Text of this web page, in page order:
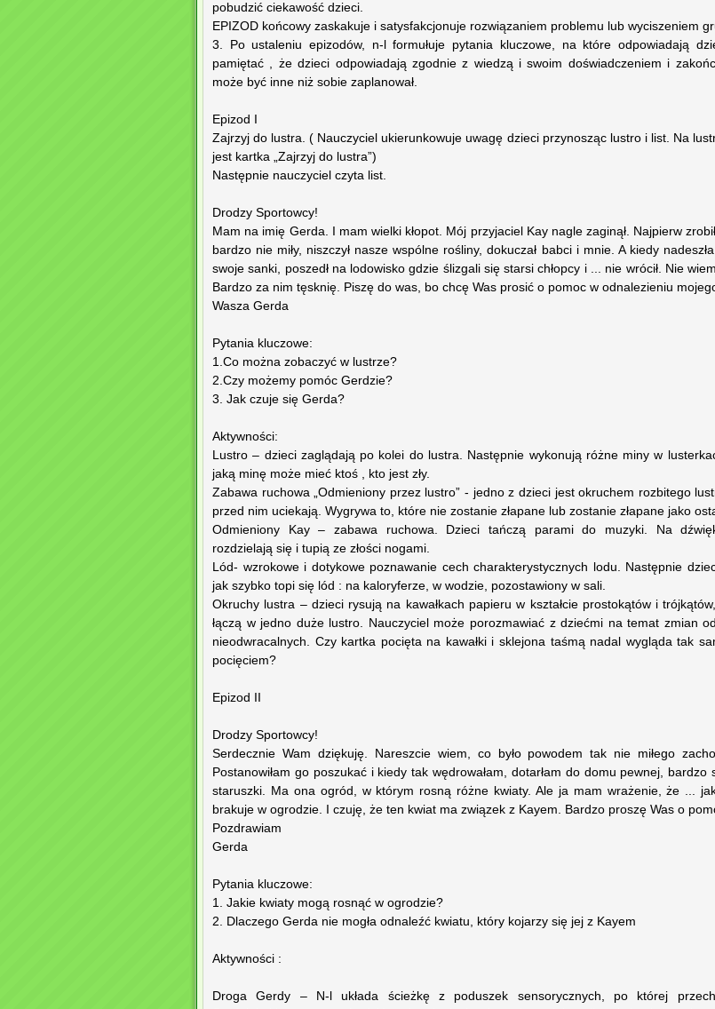
pobudzić ciekawość dzieci.
EPIZOD końcowy zaskakuje i satysfakcjonuje rozwiązaniem problemu lub wyciszeniem
3. Po ustaleniu epizodów, n-l formułuje pytania kluczowe, na które odpowiadają
pamiętać , że dzieci odpowiadają zgodnie z wiedzą i swoim doświadczeniem i
może być inne niż sobie zaplanował.
Epizod I
Zajrzyj do lustra. ( Nauczyciel ukierunkowuje uwagę dzieci przynosząc lustro i list. Na
jest kartka „Zajrzyj do lustra”)
Następnie nauczyciel czyta list.
Drodzy Sportowcy!
Mam na imię Gerda. I mam wielki kłopot. Mój przyjaciel Kay nagle zaginął. Najpierw
bardzo nie miły, niszczył nasze wspólne rośliny, dokuczał babci i mnie. A kiedy
swoje sanki, poszedł na lodowisko gdzie ślizgali się starsi chłopcy i ... nie wrócił. Nie
Bardzo za nim tęsknię. Piszę do was, bo chcę Was prosić o pomoc w odnalezieniu
Wasza Gerda
Pytania kluczowe:
1.Co można zobaczyć w lustrze?
2.Czy możemy pomóc Gerdzie?
3. Jak czuje się Gerda?
Aktywności:
Lustro – dzieci zaglądają po kolei do lustra. Następnie wykonują różne miny w
jaką minę może mieć ktoś , kto jest zły.
Zabawa ruchowa „Odmieniony przez lustro” - jedno z dzieci jest okruchem rozbitego
przed nim uciekają. Wygrywa to, które nie zostanie złapane lub zostanie złapane jako
Odmieniony Kay – zabawa ruchowa. Dzieci tańczą parami do muzyki. Na
rozdzielają się i tupią ze złości nogami.
Lód- wzrokowe i dotykowe poznawanie cech charakterystycznych lodu. Następnie
jak szybko topi się lód : na kaloryferze, w wodzie, pozostawiony w sali.
Okruchy lustra – dzieci rysują na kawałkach papieru w kształcie prostokątów i
łączą w jedno duże lustro. Nauczyciel może porozmawiać z dziećmi na temat zmian
nieodwracalnych. Czy kartka pocięta na kawałki i sklejona taśmą nadal wygląda tak
pocięciem?
Epizod II
Drodzy Sportowcy!
Serdecznie Wam dziękuję. Nareszcie wiem, co było powodem tak nie miłego
Postanowiłam go poszukać i kiedy tak wędrowałam, dotarłam do domu pewnej, bardzo
staruszki. Ma ona ogród, w którym rosną różne kwiaty. Ale ja mam wrażenie, że ...
brakuje w ogrodzie. I czuję, że ten kwiat ma związek z Kayem. Bardzo proszę Was o
Pozdrawiam
Gerda
Pytania kluczowe:
1. Jakie kwiaty mogą rosnąć w ogrodzie?
2. Dlaczego Gerda nie mogła odnaleźć kwiatu, który kojarzy się jej z Kayem
Aktywności :
Droga Gerdy – N-l układa ścieżkę z poduszek sensorycznych, po której